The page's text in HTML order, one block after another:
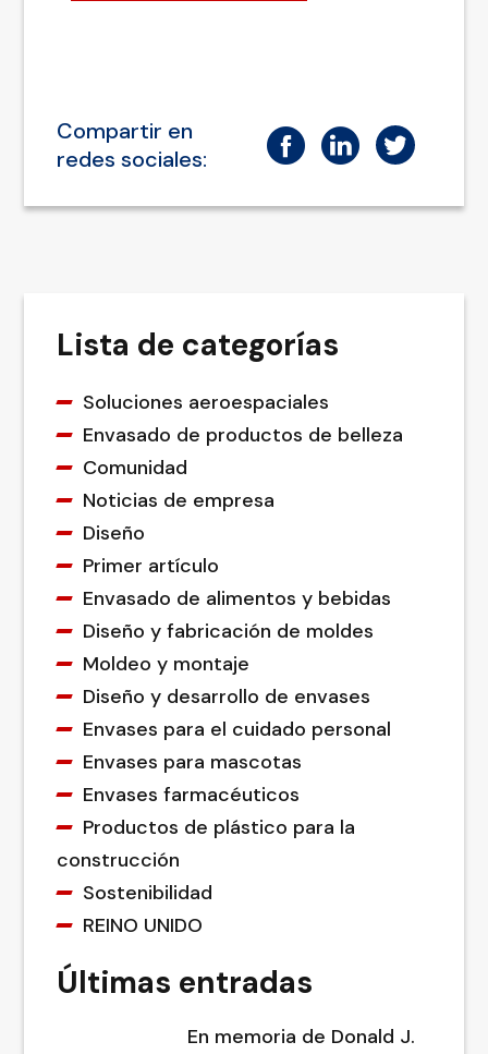
Compartir en
redes sociales:
Lista de categorías
Soluciones aeroespaciales
Envasado de productos de belleza
Comunidad
Noticias de empresa
Diseño
Primer artículo
Envasado de alimentos y bebidas
Diseño y fabricación de moldes
Moldeo y montaje
Diseño y desarrollo de envases
Envases para el cuidado personal
Envases para mascotas
Envases farmacéuticos
Productos de plástico para la
construcción
Sostenibilidad
REINO UNIDO
Últimas entradas
En memoria de Donald J.